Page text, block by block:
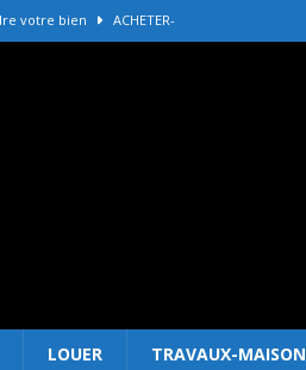
votre bien ACHETER-
LOUER TRAVAUX-MAISON